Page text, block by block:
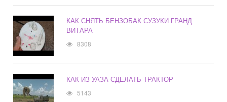
КАК СНЯТЬ БЕНЗОБАК СУЗУКИ ГРАНД
ВИТАРА
8308
КАК ИЗ УАЗА СДЕЛАТЬ ТРАКТОР
5143